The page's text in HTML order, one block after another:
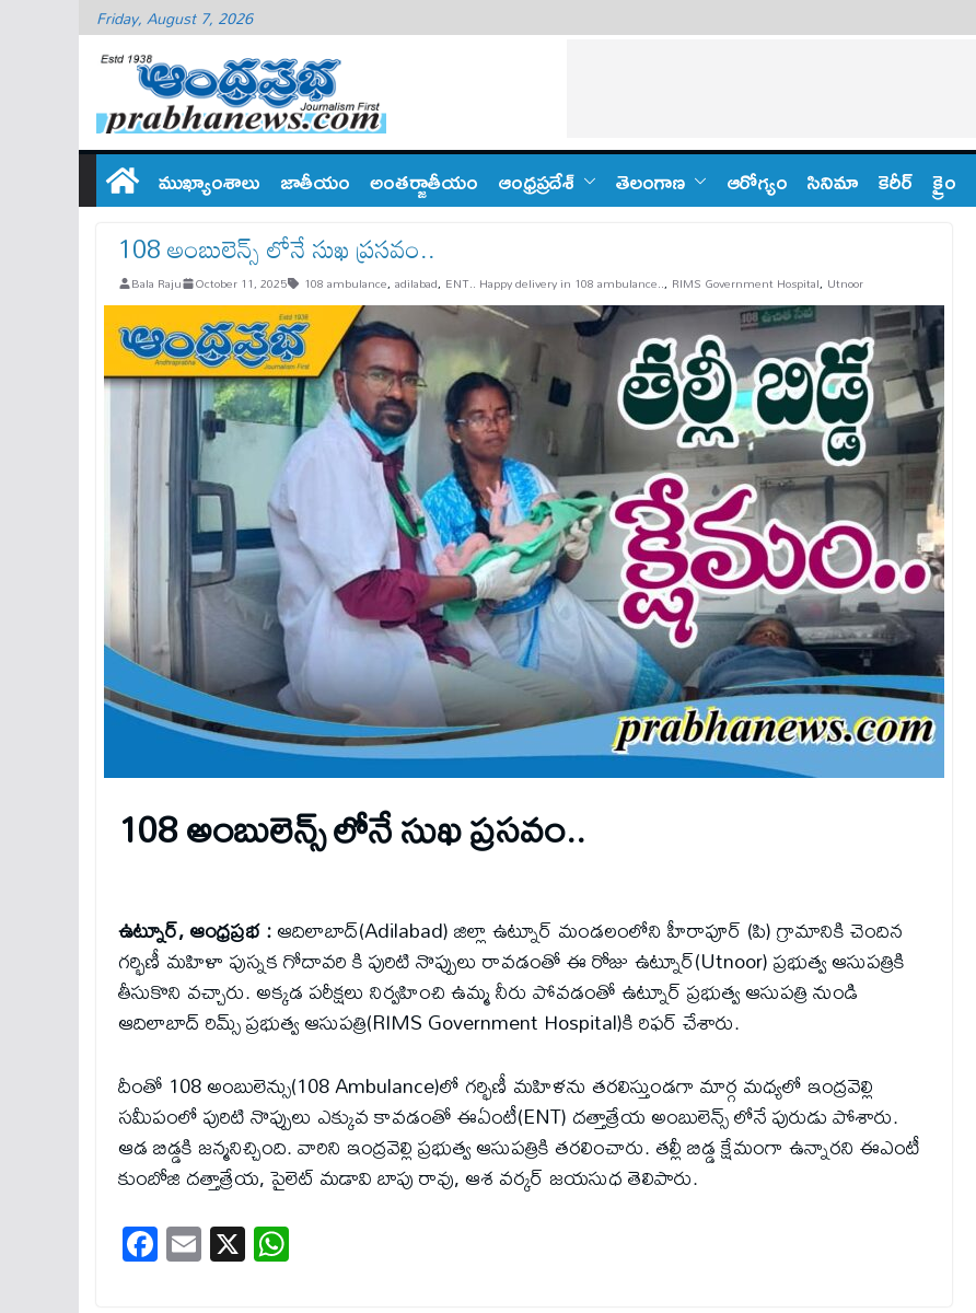
Friday, August 7, 2026
ముఖ్యాంశాలు జాతీయం అంతర్జాతీయం ఆంధ్ర‌ప్ర‌దేశ్ తెలంగాణ‌ ఆరోగ్యం సినిమా కెరీర్ క్రైం
108 అంబులెన్స్ లోనే సుఖ ప్రసవం..
Bala Raju October 11, 2025 108 ambulance, adilabad, ENT.. Happy delivery in 108 ambulance.., RIMS Government Hospital, Utnoor
108 అంబులెన్స్ లోనే సుఖ ప్రసవం..
ఉట్నూర్‌, ఆంధ్రప్రభ :ఆదిలాబాద్(Adilabad) జిల్లా ఉట్నూర్ మండలంలోని హీరాపూర్ (పి) గ్రామానికి చెందిన
గర్భిణీ మహిళా పుస్నక గోదావరి కి పురిటి నొప్పులు రావడంతో ఈ రోజు ఉట్నూర్(Utnoor) ప్రభుత్వ ఆసుపత్రికి
తీసుకొని వచ్చారు. అక్కడ పరీక్షలు నిర్వహించి ఉమ్మ నీరు పోవడంతో ఉట్నూర్ ప్రభుత్వ ఆసుపత్రి నుండి
ఆదిలాబాద్ రిమ్స్ ప్ర‌భుత్వ ఆసుప‌త్రి(RIMS Government Hospital)కి రిఫర్ చేశారు.
దీంతో 108 అంబులెన్సు(108 Ambulance)లో గ‌ర్భిణీ మ‌హిళ‌ను త‌ర‌లిస్తుండ‌గా మార్గ మధ్యలో ఇంద్రవెల్లి
సమీపంలో పురిటి నొప్పులు ఎక్కువ కావడంతో ఈఏంటీ(ENT) దత్తాత్రేయ అంబులెన్స్ లోనే పురుడు పోశారు.
ఆడ బిడ్డకి జన్మనిచ్చింది. వారిని ఇంద్రవెల్లి ప్రభుత్వ ఆసుపత్రికి తరలించారు. తల్లీ బిడ్డ క్షేమంగా ఉన్నారని ఈఎంటీ
కుంబోజి దత్తాత్రేయ, పైలెట్ మడావి బాపు రావు, ఆశ వర్కర్ జయసుధ తెలిపారు.
Fa
ce
E
m
X